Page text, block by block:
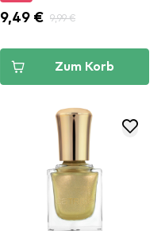
9,49 € 9,99 €
Zum Korb